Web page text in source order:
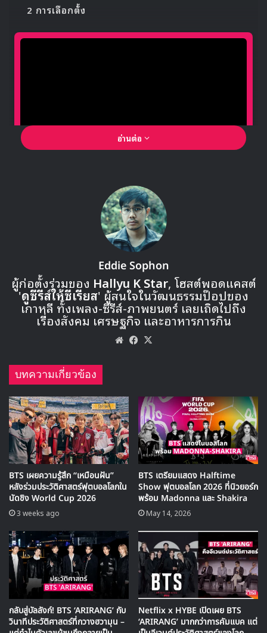
2 การเลือกตั้ง
MV เพลงใหม่ LIKE U 100 ที่กรุงเทพ
▶ คลิกดูสัมภาษณ์พิเศษ
4 เรือเซวอล
5 แฟมินิสซึม
7 แรงงานชั่วคราว
8 แผ่นดินไหวโพฮัง
9 วันหยุดยาว
10 ไข่ไก่ปนเปื้อน
อ่านต่อ
Eddie Sophon
ผู้ก่อตั้งร่วมของ Hallyu K Star, โฮสต์พอดแคสต์
'ดูซีรีส์ให้ซีเรียส' ผู้สนใจในวัฒนธรรมป๊อปของ
เกาหลี ทั้งเพลง-ซีรีส์-ภาพยนตร์ เลยเถิดไปถึง
เรื่องสังคม เศรษฐกิจ และอาหารการกิน
WebsiteFacebook
บทความเกี่ยวข้อง
BTS เผยความรู้สึก “เหมือนฝัน”
หลังร่วมประวัติศาสตร์ฟุตบอลโลกใน
นัดชิง World Cup 2026
3 weeks ago
BTS เตรียมแสดง Halftime
Show ฟุตบอลโลก 2026 ที่นิวยอร์ก
พร้อม Madonna และ Shakira
May 14, 2026
กลับสู่บัลลังก์! BTS ‘ARIRANG’ กับ
วินาทีประวัติศาสตร์ที่กวางฮวามุน –
Netflix x HYBE เปิดเผย BTS
‘ARIRANG’ มากกว่าการคัมแบค แต่